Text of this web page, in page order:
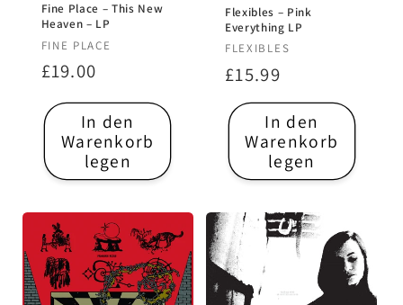
Fine Place – This New
Heaven – LP
Anbieter:
FINE PLACE
Normaler
Preis
£19.00
In den
Warenkorb
legen
Flexibles – Pink
Everything LP
Anbieter:
FLEXIBLES
Normaler
Preis
£15.99
In den
Warenkorb
legen